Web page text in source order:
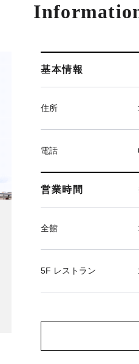
基本情報
住所
電話
営業時間
全館
5F レストラン